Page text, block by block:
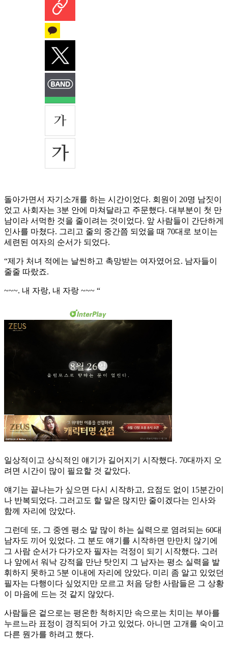
돌아가면서 자기소개를 하는 시간이었다. 회원이 20명 남짓이
었고 사회자는 3분 안에 마쳐달라고 주문했다. 대부분이 첫 만
남이라 서먹한 것을 줄이려는 것이었다. 앞 사람들이 간단하게
인사를 마쳤다. 그리고 줄의 중간쯤 되었을 때 70대로 보이는
세련된 여자의 순서가 되었다.
“제가 처녀 적에는 날씬하고 촉망받는 여자였어요. 남자들이
줄줄 따랐죠.
~~~. 내 자랑, 내 자랑 ~~~ “
일상적이고 상식적인 얘기가 길어지기 시작했다. 70대까지 오
려면 시간이 많이 필요할 것 같았다.
얘기는 끝나는가 싶으면 다시 시작하고, 요점도 없이 15분간이
나 반복되었다. 그러고도 할 말은 많지만 줄이겠다는 인사와
함께 자리에 앉았다.
그런데 또, 그 중엔 평소 말 많이 하는 실력으로 염려되는 60대
남자도 끼어 있었다. 그 분도 얘기를 시작하면 만만치 않기에
그 사람 순서가 다가오자 필자는 걱정이 되기 시작했다. 그러
나 앞에서 워낙 강적을 만난 탓인지 그 남자는 평소 실력을 발
휘하지 못하고 5분 이내에 자리에 앉았다. 미리 좀 알고 있었던
필자는 다행이다 싶었지만 모르고 처음 당한 사람들은 그 상황
이 마음에 드는 것 같지 않았다.
사람들은 겉으로는 평온한 척하지만 속으로는 치미는 부아를
누르느라 표정이 경직되어 가고 있었다. 아니면 고개를 숙이고
다른 뭔가를 하려고 했다.